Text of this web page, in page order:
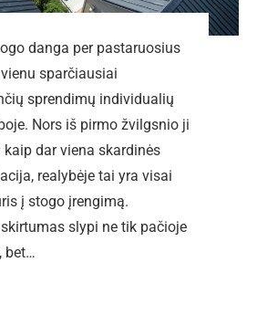
danga per pastaruosius
sparčiausiai
sprendimų individualių
Nors iš pirmo žvilgsnio ji
dar viena skardinės
realybėje tai yra visai
į stogo įrengimą.
slypi ne tik pačioje
bet…